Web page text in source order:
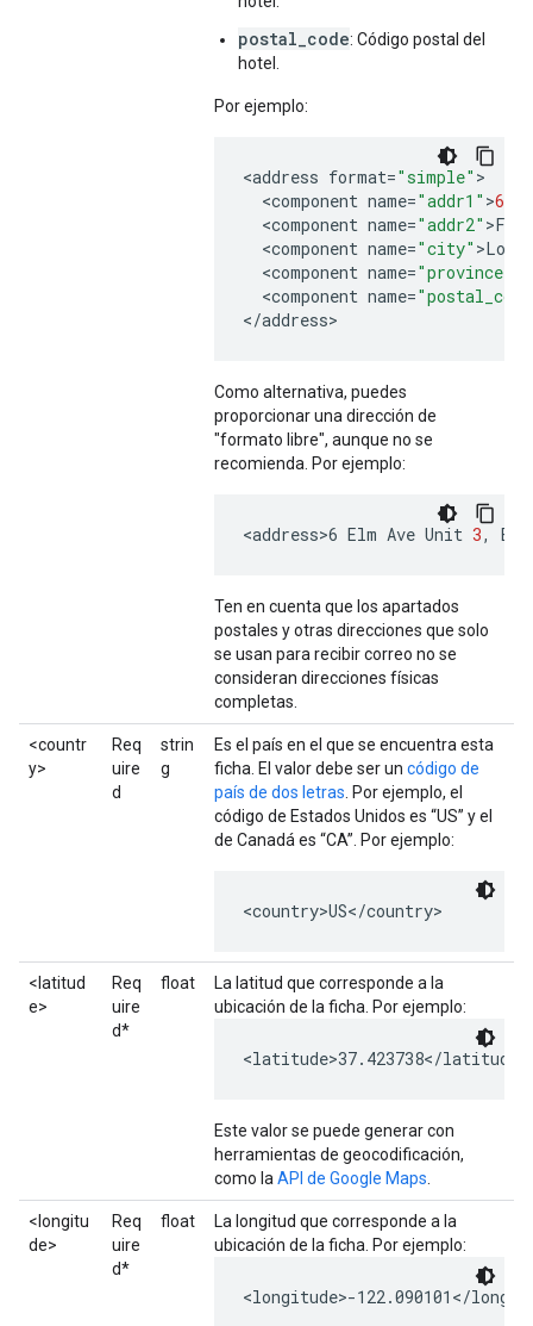
postal_code: Código postal del
hotel.
Por ejemplo:
<address format="simple"
<component name="addr1" >6
<component name="addr2" >
<component name="city" >
<component name="province"
<component name=
</address>
Como alternativa, puedes
proporcionar una dirección de
"formato libre", aunque no se
recomienda. Por ejemplo:
<address>6 Elm Ave Unit 3,
Ten en cuenta que los apartados
postales y otras direcciones que solo
se usan para recibir correo no se
consideran direcciones físicas
completas.
<countr
y>
Req
uire
d
strin
g
Es el país en el que se encuentra esta
ficha. El valor debe ser un código de
país de dos letras . Por ejemplo, el
código de Estados Unidos es “US” y el
de Canadá es “CA”. Por ejemplo:
<country>US</country>
<latitud
e>
Req
uire
d*
float
La latitud que corresponde a la
ubicación de la ficha. Por ejemplo:
<latitude>37.423738</latitude>
Este valor se puede generar con
herramientas de geocodificación,
como la API de Google Maps
<longitu
de>
Req
uire
d*
float
La longitud que corresponde a la
ubicación de la ficha. Por ejemplo:
<longitude>-122.090101</